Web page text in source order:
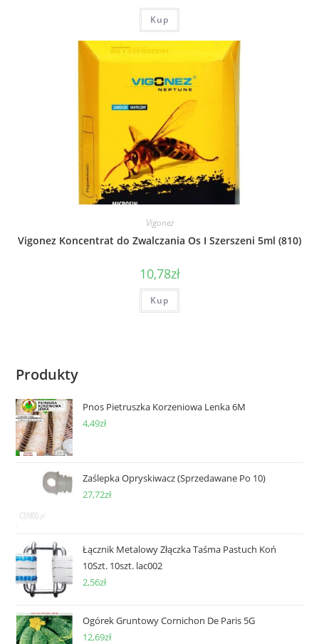
Kup
Vigonez
Vigonez Koncentrat do Zwalczania Os I Szerszeni 5ml (810)
10,78zł
Kup
Produkty
Pnos Pietruszka Korzeniowa Lenka 6M
4,49zł
Zaślepka Opryskiwacz (Sprzedawane Po 10)
27,72zł
Łącznik Metalowy Złączka Taśma Pastuch Koń
10Szt. 10szt. lac002
2,56zł
Ogórek Gruntowy Cornichon De Paris 5G
12,69zł